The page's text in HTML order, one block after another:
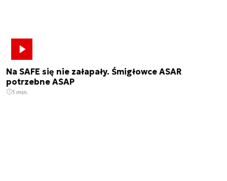
Na SAFE się nie załapały. Śmigłowce ASAR
potrzebne ASAP
1 min.